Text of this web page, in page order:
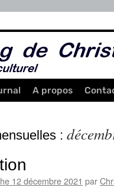
A propos
:
12 décembre 2021 par